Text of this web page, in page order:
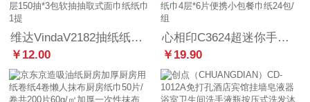
维达VindaV2182抽纸纸巾超韧3层150抽*3包软抽抽取式面巾纸纸巾1提
￥12.00
心相印C3624超迷你手帕纸卫生纸巾4层*6片便携小包餐巾纸24包/组
￥19.90